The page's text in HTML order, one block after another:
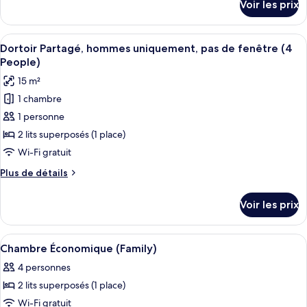
Chambre
Simple
(without
window)
le
type
de
chambre
Chambre
Simple
(without
window)
Voir les prix
Afficher
toutes
les
photos
pour
ce
type
de
chambre :
Dortoir
hommes
uniquement,
pas
de
fenêtre
(4
Une chambre avec deux lits
7
Dortoir Partagé, hommes uniquement, pas de fenêtre (4
People)
15 m²
1 chambre
1 personne
2 lits superposés (1 place)
Wi-Fi gratuit
Plus de détails
Plus
le
type
de
Dortoir
Partagé,
Voir les prix
Afficher
toutes
les
photos
Une chambre avec un lit
7
Chambre Économique (Family)
4 personnes
2 lits superposés (1 place)
Wi-Fi gratuit